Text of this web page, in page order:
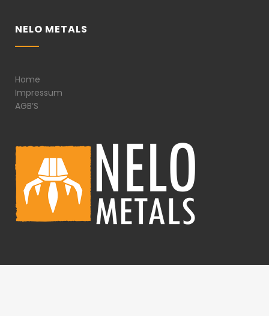
NELO METALS
Home
Impressum
AGB’S